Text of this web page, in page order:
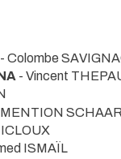
- Colombe
- Vincent
SCHAAR
ISMAÏL